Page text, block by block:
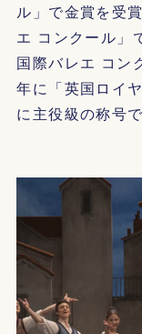
ル」で金賞を受
エ コンクール」
国際バレエ コン
年に「英国ロイ
に主役級の称号